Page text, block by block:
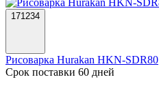
171234
Рисоварка Hurakan HKN-SDR80
Срок поставки 60 дней